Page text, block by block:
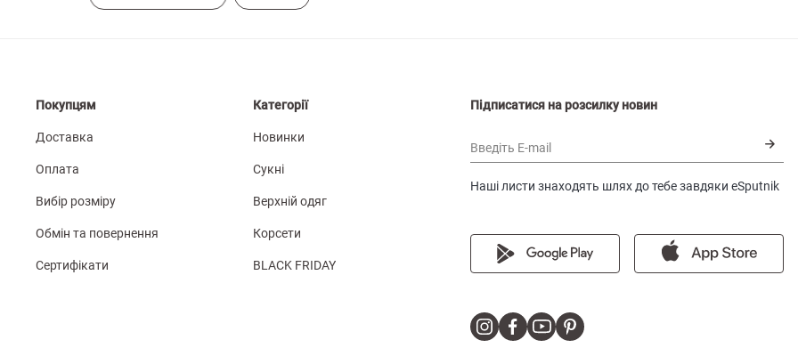
Покупцям
Доставка
Оплата
Вибір розміру
Обмін та повернення
Сертифікати
Категорії
Новинки
Сукні
Верхній одяг
Корсети
BLACK FRIDAY
Підписатися на розсилку новин
Введіть E-mail
Наші листи знаходять шлях до тебе завдяки eSputnik